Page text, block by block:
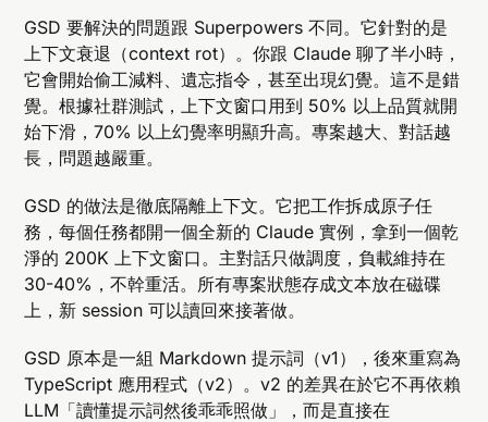
GSD 要解決的問題跟 Superpowers 不同。它針對的是
上下文衰退（context rot）。你跟 Claude 聊了半小時，
它會開始偷工減料、遺忘指令，甚至出現幻覺。這不是錯
覺。根據社群測試，上下文窗口用到 50% 以上品質就開
始下滑，70% 以上幻覺率明顯升高。專案越大、對話越
長，問題越嚴重。
GSD 的做法是徹底隔離上下文。它把工作拆成原子任
務，每個任務都開一個全新的 Claude 實例，拿到一個乾
淨的 200K 上下文窗口。主對話只做調度，負載維持在
30-40%，不幹重活。所有專案狀態存成文本放在磁碟
上，新 session 可以讀回來接著做。
GSD 原本是一組 Markdown 提示詞（v1），後來重寫為
TypeScript 應用程式（v2）。v2 的差異在於它不再依賴
LLM「讀懂提示詞然後乖乖照做」，而是直接在